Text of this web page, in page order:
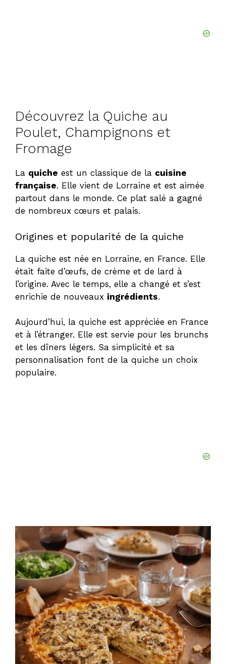
Découvrez la Quiche au
Poulet, Champignons et
Fromage
La quiche est un classique de la cuisine
française. Elle vient de Lorraine et est aimée
partout dans le monde. Ce plat salé a gagné
de nombreux cœurs et palais.
Origines et popularité de la quiche
La quiche est née en Lorraine, en France. Elle
était faite d’œufs, de crème et de lard à
l’origine. Avec le temps, elle a changé et s’est
enrichie de nouveaux ingrédients.
Aujourd’hui, la quiche est appréciée en France
et à l’étranger. Elle est servie pour les brunchs
et les dîners légers. Sa simplicité et sa
personnalisation font de la quiche un choix
populaire.